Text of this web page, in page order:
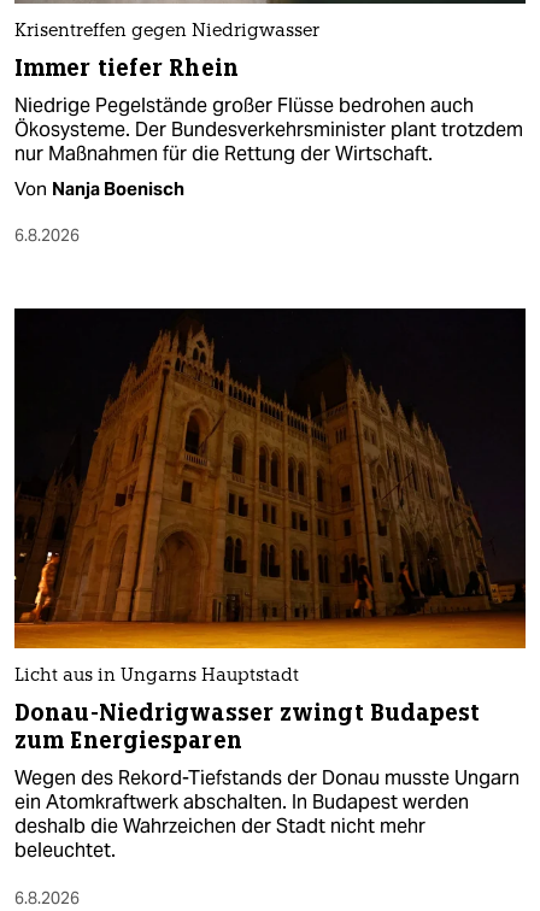
Krisentreffen gegen Niedrigwasser
Immer tiefer Rhein
Niedrige Pegelstände großer Flüsse bedrohen auch
Ökosysteme. Der Bundesverkehrsminister plant trotzdem
nur Maßnahmen für die Rettung der Wirtschaft.
Von Nanja Boenisch
6.8.2026
Licht aus in Ungarns Hauptstadt
Donau-Niedrigwasser zwingt Budapest
zum Energiesparen
Wegen des Rekord-Tiefstands der Donau musste Ungarn
ein Atomkraftwerk abschalten. In Budapest werden
deshalb die Wahrzeichen der Stadt nicht mehr
beleuchtet.
6.8.2026